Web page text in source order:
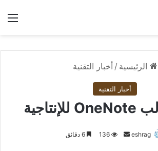
الرئيسية / أخبار التقنية
أخبار التقنية
eshrag
أرسل 136